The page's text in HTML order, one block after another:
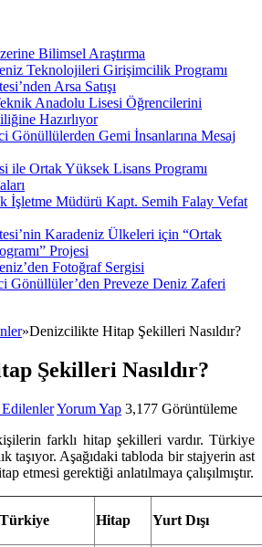
Bilimsel Araştırma
Teknolojileri Girişimcilik Programı
Arsa Satışı
Anadolu Lisesi Öğrencilerini
Hazırlıyor
Gemi İnsanlarına Mesaj
ile Ortak Yüksek Lisans Programı
İşletme Müdürü Kapt. Semih Falay Vefat
Karadeniz Ülkeleri için “Ortak
Projesi
Fotoğraf Sergisi
Preveze Deniz Zaferi
»Denizcilikte Hitap Şekilleri Nasıldır?
Şekilleri Nasıldır?
Yorum Yap 3,177 Görüntüleme
farklı hitap şekilleri vardır. Türkiye
taşıyor. Aşağıdaki tabloda bir stajyerin ast
etmesi gerektiği anlatılmaya çalışılmıştır.
Türkiye Hitap Yurt Dışı